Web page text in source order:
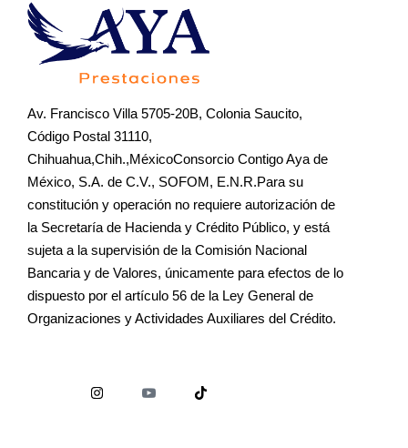
Av. Francisco Villa 5705-20B, Colonia Saucito,
Código Postal 31110,
Chihuahua,Chih.,MéxicoConsorcio Contigo Aya de
México, S.A. de C.V., SOFOM, E.N.R.Para su
constitución y operación no requiere autorización de
la Secretaría de Hacienda y Crédito Público, y está
sujeta a la supervisión de la Comisión Nacional
Bancaria y de Valores, únicamente para efectos de lo
dispuesto por el artículo 56 de la Ley General de
Organizaciones y Actividades Auxiliares del Crédito.